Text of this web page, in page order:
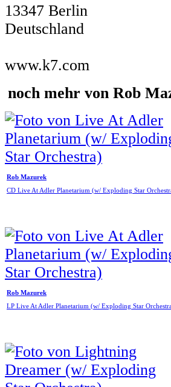
13347 Berlin
Deutschland
www.k7.com
noch mehr von Rob
Rob Mazurek
CD Live At Adler Planetarium (w/ Exploding Star
Rob Mazurek
LP Live At Adler Planetarium (w/ Exploding Star